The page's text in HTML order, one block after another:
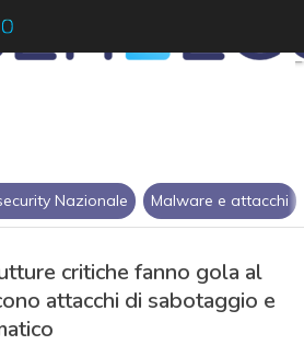
Nazionale Malware e attacchi
critiche fanno gola al
attacchi di sabotaggio e